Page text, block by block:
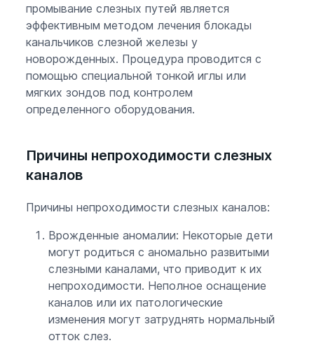
промывание слезных путей является
эффективным методом лечения блокады
канальчиков слезной железы у
новорожденных. Процедура проводится с
помощью специальной тонкой иглы или
мягких зондов под контролем
определенного оборудования.
Причины непроходимости слезных
каналов
Причины непроходимости слезных каналов:
Врожденные аномалии: Некоторые дети
могут родиться с аномально развитыми
слезными каналами, что приводит к их
непроходимости. Неполное оснащение
каналов или их патологические
изменения могут затруднять нормальный
отток слез.